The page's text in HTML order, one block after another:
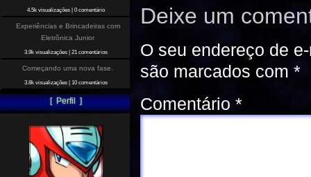
Deixe um
O seu endereço de
são marcados com*
Comentário*
4.5k visualizações| 0 comentário
Experiências e Brincadeiras com
Eletrônica Junior
3.9k visualizações| 21 comentários
Começando uma nova fase.
3.8k visualizações| 10 comentários
[ Perfil ]